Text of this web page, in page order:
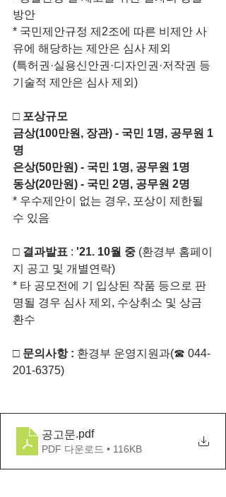
방안
* 국민제안규정 제2조에 따른 비제안 사
유에 해당하는 제안은 심사 제외
(특허권·실용신안권·디자인권·저작권 등
기술적 제안은 심사 제외)
□ 포상규모
금상(100만원, 장관) - 국민 1명, 공무원 1
명
은상(50만원) - 국민 1명, 공무원 1명
동상(20만원) - 국민 2명, 공무원 2명
* 우수제안이 없는 경우, 포상이 제한될
수 있음
□ 결과발표 : '21. 10월 중 (환경부 홈페이
지 공고 및 개별연락)
* 타 공모전에 기 입상된 작품 등으로 판
명될 경우 심사 제외, 수상취소 및 상금
환수
□ 문의사항 : 환경부 운영지원과(☎ 044-
201-6375)
공고문.pdf
PDF 다운로드 • 116KB